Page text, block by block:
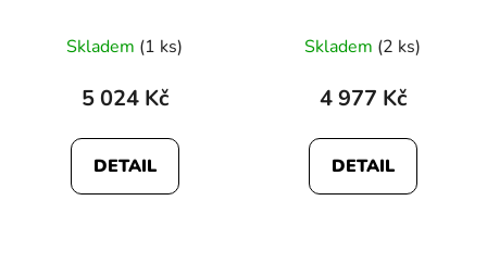
hodnocení
produktu
5,0
z
Skladem (1 ks)
5 024 Kč
DETAIL
Skladem (2 ks)
4 977 Kč
DETAIL